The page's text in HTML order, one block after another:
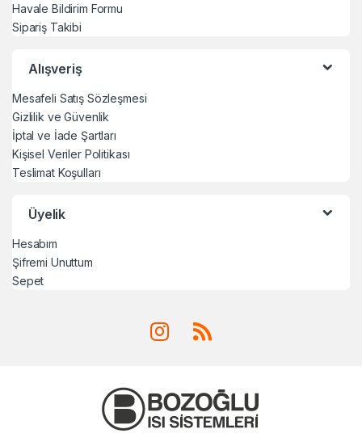
Havale Bildirim Formu
Sipariş Takibi
Alışveriş
Mesafeli Satış Sözleşmesi
Gizlilik ve Güvenlik
İptal ve İade Şartları
Kişisel Veriler Politikası
Teslimat Koşulları
Üyelik
Hesabım
Şifremi Unuttum
Sepet